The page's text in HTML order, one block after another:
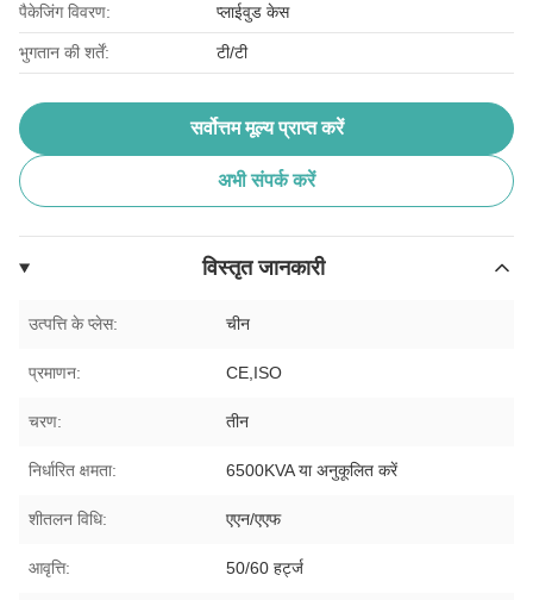
पैकेजिंग विवरण: प्लाईवुड केस
भुगतान की शर्तें: टी/टी
सर्वोत्तम मूल्य प्राप्त करें
अभी संपर्क करें
विस्तृत जानकारी
उत्पत्ति के प्लेस: चीन
प्रमाणन: CE,ISO
चरण: तीन
निर्धारित क्षमता: 6500KVA या अनुकूलित करें
शीतलन विधि: एएन/एएफ
आवृत्ति: 50/60 हर्ट्ज